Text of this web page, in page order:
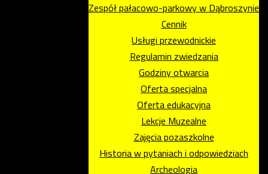
Zespół pałacowo-parkowy w Dąbroszynie
Cennik
Usługi przewodnickie
Regulamin zwiedzania
Godziny otwarcia
Oferta specjalna
Oferta edukacyjna
Lekcje Muzealne
Zajęcia pozaszkolne
Historia w pytaniach i odpowiedziach
Archeologia